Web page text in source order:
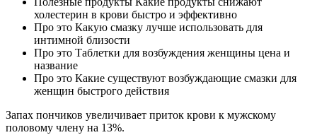
холестерин в крови быстро и эффективно
Про это Какую смазку лучше использовать для
интимной близости
Про это Таблетки для возбуждения женщины цена и
название
Про это Какие существуют возбуждающие смазки для
женщин быстрого действия
Запах пончиков увеличивает приток крови к мужскому
половому члену на 13%.